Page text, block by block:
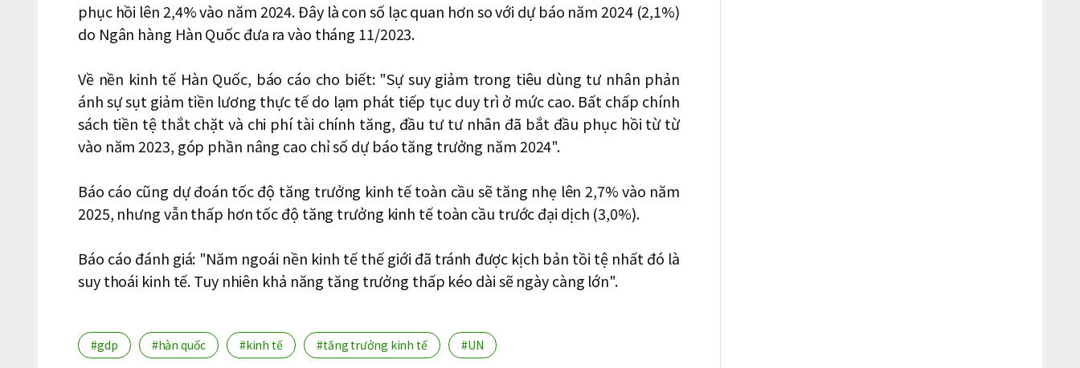
phục hồi lên 2,4% vào năm 2024. Đây là con số lạc quan hơn so với dự báo năm 2024 (2,1%)
do Ngân hàng Hàn Quốc đưa ra vào tháng 11/2023.
Về nền kinh tế Hàn Quốc, báo cáo cho biết: "Sự suy giảm trong tiêu dùng tư nhân phản
ánh sự sụt giảm tiền lương thực tế do lạm phát tiếp tục duy trì ở mức cao. Bất chấp chính
sách tiền tệ thắt chặt và chi phí tài chính tăng, đầu tư tư nhân đã bắt đầu phục hồi từ từ
vào năm 2023, góp phần nâng cao chỉ số dự báo tăng trưởng năm 2024".
Báo cáo cũng dự đoán tốc độ tăng trưởng kinh tế toàn cầu sẽ tăng nhẹ lên 2,7% vào năm
2025, nhưng vẫn thấp hơn tốc độ tăng trưởng kinh tế toàn cầu trước đại dịch (3,0%).
Báo cáo đánh giá: "Năm ngoái nền kinh tế thế giới đã tránh được kịch bản tồi tệ nhất đó là
suy thoái kinh tế. Tuy nhiên khả năng tăng trưởng thấp kéo dài sẽ ngày càng lớn".
#gdp #hàn quốc #kinh tế #tăng trưởng kinh tế #UN